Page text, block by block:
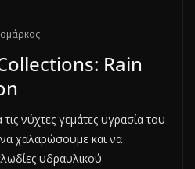
Rain
νύχτες γεμάτες υγρασία του
χαλαρώσουμε και να
υδραυλικού